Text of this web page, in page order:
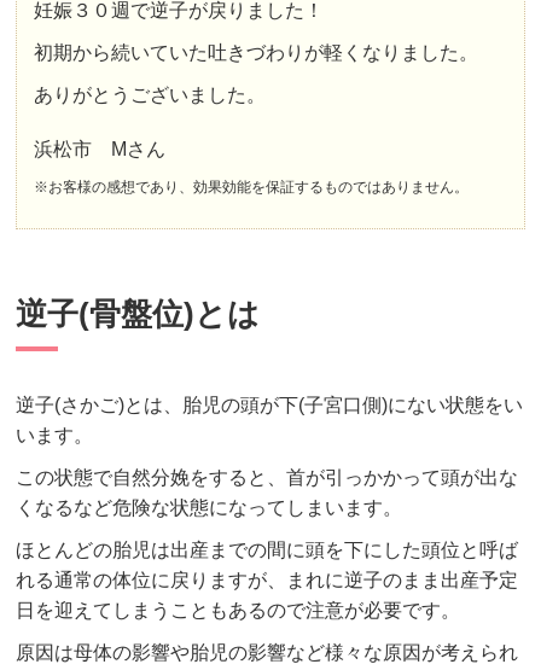
妊娠３０週で逆子が戻りました！
初期から続いていた吐きづわりが軽くなりました。
ありがとうございました。
浜松市 Mさん
※お客様の感想であり、効果効能を保証するものではありません。
逆子(骨盤位)とは
逆子(さかご)とは、胎児の頭が下(子宮口側)にない状態をい
います。
この状態で自然分娩をすると、首が引っかかって頭が出な
くなるなど危険な状態になってしまいます。
ほとんどの胎児は出産までの間に頭を下にした頭位と呼ば
れる通常の体位に戻りますが、まれに逆子のまま出産予定
日を迎えてしまうこともあるので注意が必要です。
原因は母体の影響や胎児の影響など様々な原因が考えられ